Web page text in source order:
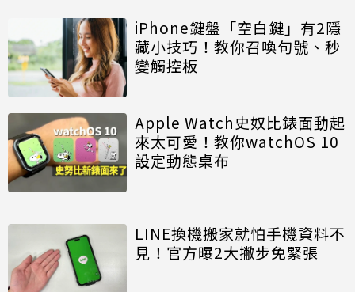
iPhone鍵盤「空白鍵」有2隱
藏小技巧！教你召喚句號、秒
變觸控板
Apple Watch史奴比錶面動起
來太可愛！教你watchOS 10
設定動態桌布
LINE換機搬家就怕手機資料不
見！官方曝2大撇步免緊張